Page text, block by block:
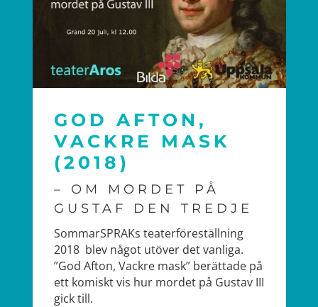
GOD AFTON,
VACKRE MASK
(2018)
– OM MORDET PÅ
GUSTAF DEN TREDJE
SommarSPRAKs teaterföreställning
2018 blev något utöver det vanliga.
”God Afton, Vackre mask” berättade på
ett komiskt vis hur mordet på Gustav III
gick till.